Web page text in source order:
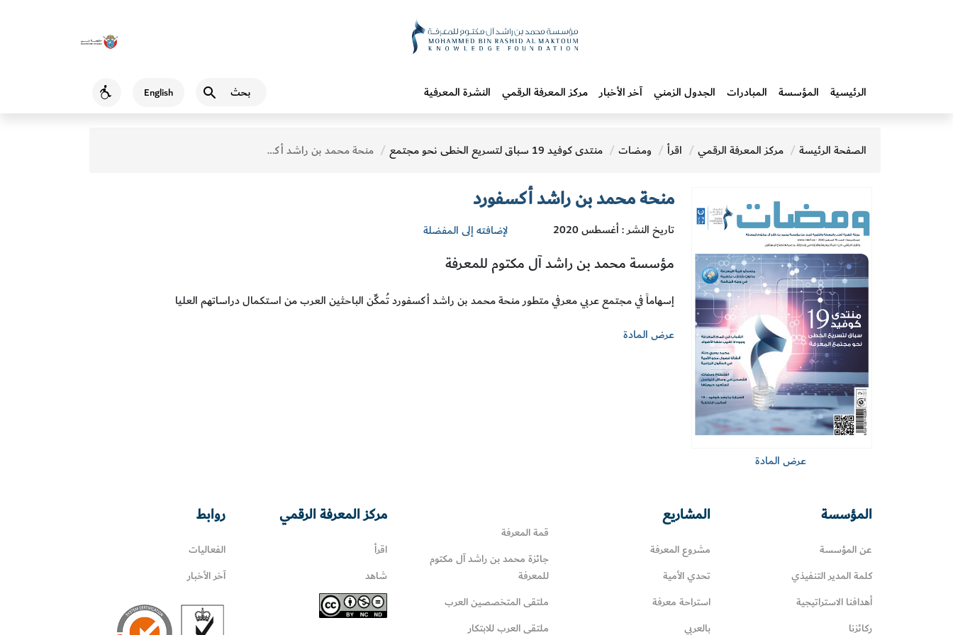
English
Accessibility الرئيسية المؤسسة المبادرات‎ الجدول الزمني آخر الأخبار مركز المعرفة الرقمي النشرة المعرفية
الصفحة الرئيسة مركز المعرفة الرقمي اقرأ ومضات منتدى كوفيد 19 سباق لتسريع الخطى نحو مجتمع منحة محمد بن راشد أكسفورد
عرض المادة
منحة محمد بن راشد أكسفورد
تاريخ النشر : أغسطس 2020 لإضافته إلى المفضلة
مؤسسة محمد بن راشد آل مكتوم للمعرفة
إسهاماً في مجتمع عربي معرفي متطور منحة محمد بن راشد أكسفورد تُمكِّن الباحثين العرب من استكمال دراساتهم العليا
عرض المادة
المؤسسة
عن المؤسسة
كلمة المدير التنفيذي
أهدافنا الاستراتيجية
ركائزنا
المشاريع
مشروع المعرفة
تحدي الأمية
استراحة معرفة
بالعربي
قمة المعرفة
جائزة محمد بن راشد آل مكتوم
للمعرفة
ملتقى المتخصصين العرب
ملتقى العرب للابتكار
مركز المعرفة الرقمي
اقرأ
شاهد
روابط
الفعاليات
آخر الأخبار